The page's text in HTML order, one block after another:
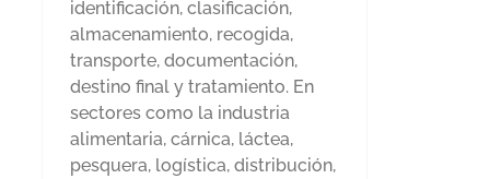
identificación, clasificación,
almacenamiento, recogida,
transporte, documentación,
destino final y tratamiento. En
sectores como la industria
alimentaria, cárnica, láctea,
pesquera, logística, distribución,